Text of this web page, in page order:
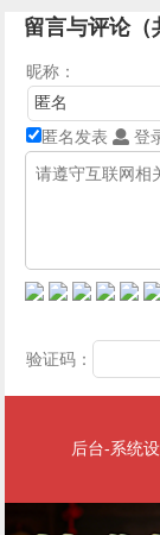
留言与评论
昵称：
匿名发表 登
验证码：
后台-系统